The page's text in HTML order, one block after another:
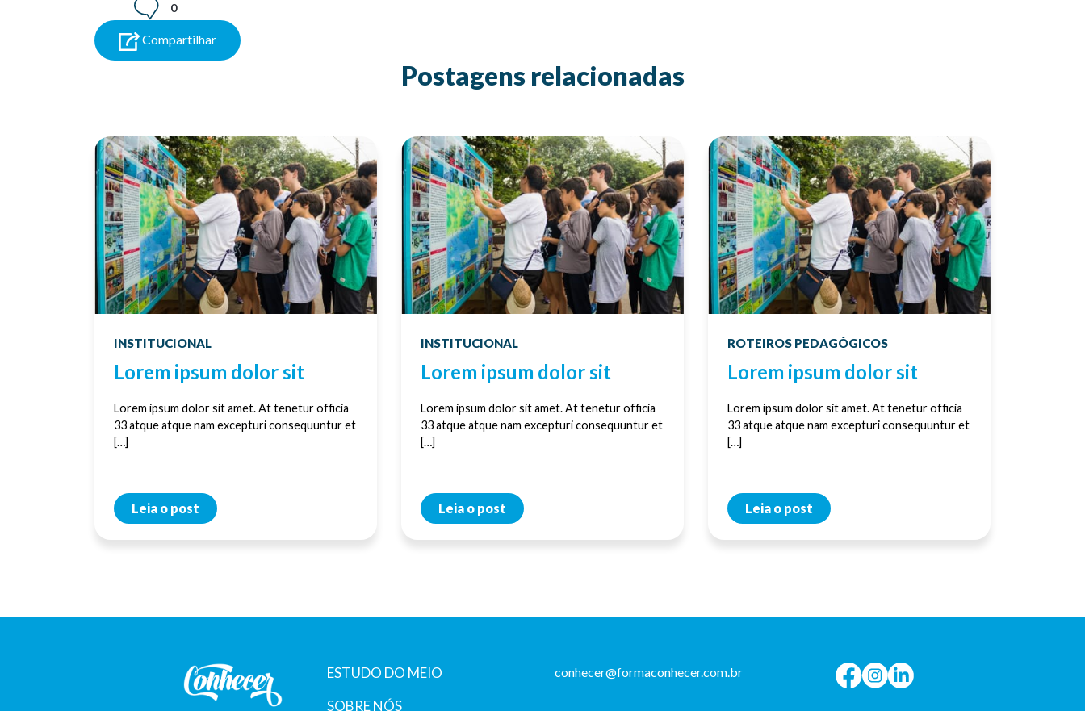
0
Compartilhar
Postagens relacionadas
INSTITUCIONAL
Lorem ipsum dolor sit
Lorem ipsum dolor sit amet. At tenetur officia
33 atque atque nam excepturi consequuntur et
[…]
Leia o post
INSTITUCIONAL
Lorem ipsum dolor sit
Lorem ipsum dolor sit amet. At tenetur officia
33 atque atque nam excepturi consequuntur et
[…]
Leia o post
ROTEIROS PEDAGÓGICOS
Lorem ipsum dolor sit
Lorem ipsum dolor sit amet. At tenetur officia
33 atque atque nam excepturi consequuntur et
[…]
Leia o post
ESTUDO DO MEIO
SOBRE NÓS
conhecer@formaconhecer.com.br